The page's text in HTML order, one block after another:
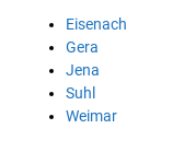
Eisenach
Gera
Jena
Suhl
Weimar